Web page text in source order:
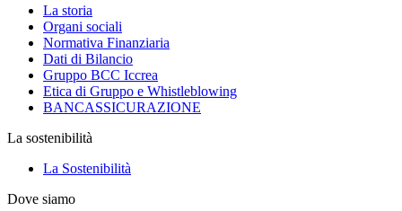
La storia
Organi sociali
Normativa Finanziaria
Dati di Bilancio
Gruppo BCC Iccrea
Etica di Gruppo e Whistleblowing
BANCASSICURAZIONE
La sostenibilità
La Sostenibilità
Dove siamo